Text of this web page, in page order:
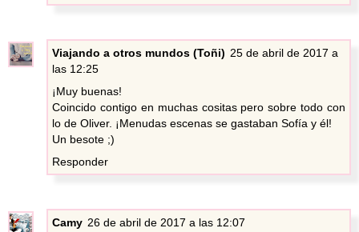
Viajando a otros mundos (Toñi) 25 de abril de 2017 a
las 12:25
¡Muy buenas!
Coincido contigo en muchas cositas pero sobre todo con
lo de Oliver. ¡Menudas escenas se gastaban Sofía y él!
Un besote ;)
Responder
Camy 26 de abril de 2017 a las 12:07